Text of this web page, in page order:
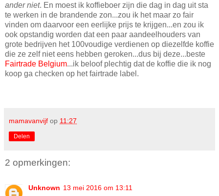
ander niet. En moest ik koffieboer zijn die dag in dag uit sta
te werken in de brandende zon...zou ik het maar zo fair
vinden om daarvoor een eerlijke prijs te krijgen...en zou ik
ook opstandig worden dat een paar aandeelhouders van
grote bedrijven het 100voudige verdienen op diezelfde koffie
die ze zelf niet eens hebben geroken...dus bij deze...beste
Fairtrade Belgium...ik beloof plechtig dat de koffie die ik nog
koop ga checken op het fairtrade label.
mamavanvijf op 11:27
Delen
2 opmerkingen:
Unknown 13 mei 2016 om 13:11